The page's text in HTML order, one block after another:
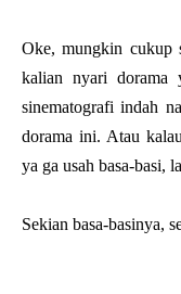
Oke, mungkin cukup
kalian nyari dorama
sinematografi indah
dorama ini. Atau
ya ga usah basa-basi,
Sekian basa-basinya,